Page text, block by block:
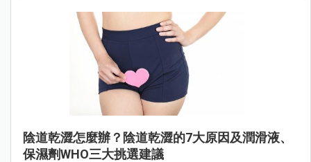
陰道乾澀怎麼辦？陰道乾澀的7大原因及潤滑液、
保濕劑WHO三大挑選建議